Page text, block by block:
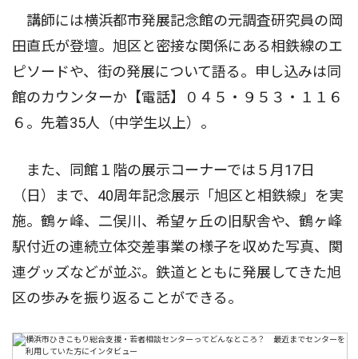
講師には横浜都市発展記念館の元調査研究員の岡
田直氏が登壇。旭区と密接な関係にある相鉄線のエ
ピソードや、街の発展について語る。申し込みは同
館のカウンターか【電話】０４５・９５３・１１６
６。先着35人（中学生以上）。
また、同館１階の展示コーナーでは５月17日
（日）まで、40周年記念展示「旭区と相鉄線」を実
施。鶴ヶ峰、二俣川、希望ヶ丘の旧駅舎や、鶴ヶ峰
駅付近の連続立体交差事業の様子を収めた写真、関
連グッズなどが並ぶ。鉄道とともに発展してきた旭
区の歩みを振り返ることができる。